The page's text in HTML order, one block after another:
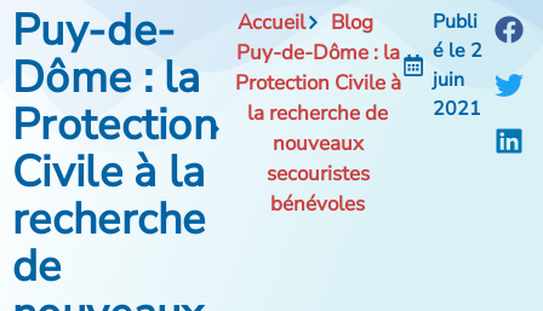
Puy-de-
Dôme : la
Protection
Civile à la
recherche
de
Accueil
Blog
Puy-de-Dôme : la
Protection Civile à
la recherche de
nouveaux
secouristes
bénévoles
Publi
é le 2
juin
2021